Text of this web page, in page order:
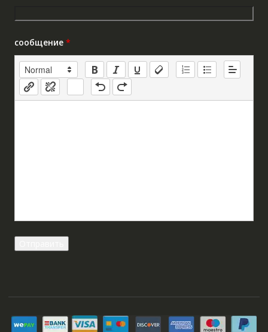
сообщение *